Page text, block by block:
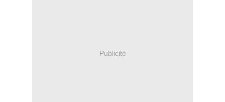
Publicité